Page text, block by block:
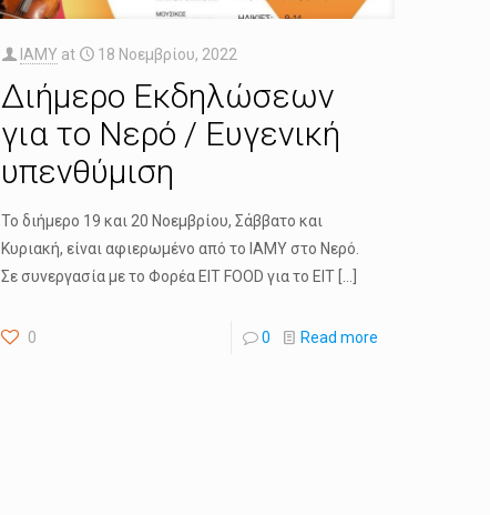
IAMY at 18 Νοεμβρίου, 2022
Διήμερο Εκδηλώσεων
για το Νερό / Ευγενική
υπενθύμιση
Το διήμερο 19 και 20 Νοεμβρίου, Σάββατο και
Κυριακή, είναι αφιερωμένο από το ΙΑΜΥ στο Νερό.
Σε συνεργασία με το Φορέα EIT FOOD για το EIT […]
0 0 Read more